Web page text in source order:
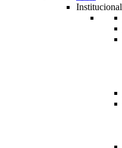
Institucional